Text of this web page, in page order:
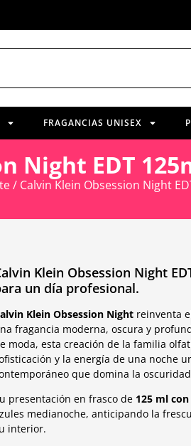
FRAGANCIAS UNISEX
Night EDT
/ Calvin Klein Obsession Night
Klein Obsession Night
un día profesional.
Klein Obsession Night reinventa
fragancia moderna, oscura y
moda, esta creación de la familia
y la energía de una noche
que domina la
presentación en frasco de 125 ml
medianoche, anticipando la
interior.